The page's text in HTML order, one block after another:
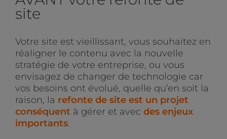
site
Votre site est vieillissant, vous souhaitez en
réaligner le contenu avec la nouvelle
stratégie de votre entreprise, ou vous
envisagez de changer de technologie car
vos besoins ont évolué, quelle qu’en soit la
raison, la refonte de site est un projet
conséquent à gérer et avec des enjeux
importants.